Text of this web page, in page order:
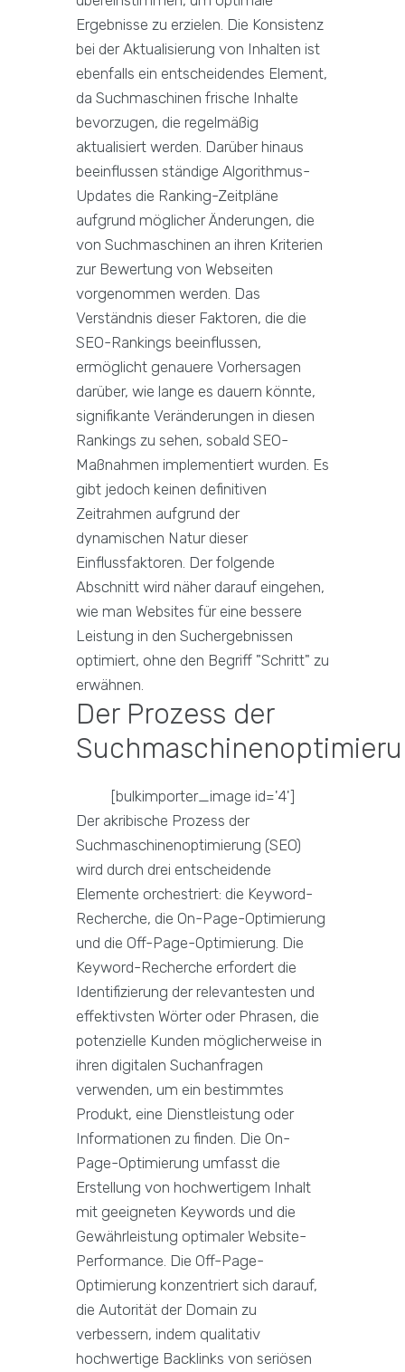
Ergebnisse zu erzielen. Die Konsistenz
bei der Aktualisierung von Inhalten ist
ebenfalls ein entscheidendes Element,
da Suchmaschinen frische Inhalte
bevorzugen, die regelmäßig
aktualisiert werden. Darüber hinaus
beeinflussen ständige Algorithmus-
Updates die Ranking-Zeitpläne
aufgrund möglicher Änderungen, die
von Suchmaschinen an ihren Kriterien
zur Bewertung von Webseiten
vorgenommen werden. Das
Verständnis dieser Faktoren, die die
SEO-Rankings beeinflussen,
ermöglicht genauere Vorhersagen
darüber, wie lange es dauern könnte,
signifikante Veränderungen in diesen
Rankings zu sehen, sobald SEO-
Maßnahmen implementiert wurden. Es
gibt jedoch keinen definitiven
Zeitrahmen aufgrund der
dynamischen Natur dieser
Einflussfaktoren. Der folgende
Abschnitt wird näher darauf eingehen,
wie man Websites für eine bessere
Leistung in den Suchergebnissen
optimiert, ohne den Begriff "Schritt" zu
erwähnen.
Der Prozess der
[bulkimporter_image id='4']
Der akribische Prozess der
Suchmaschinenoptimierung (SEO)
wird durch drei entscheidende
Elemente orchestriert: die Keyword-
Recherche, die On-Page-Optimierung
und die Off-Page-Optimierung. Die
Keyword-Recherche erfordert die
Identifizierung der relevantesten und
effektivsten Wörter oder Phrasen, die
potenzielle Kunden möglicherweise in
ihren digitalen Suchanfragen
verwenden, um ein bestimmtes
Produkt, eine Dienstleistung oder
Informationen zu finden. Die On-
Page-Optimierung umfasst die
Erstellung von hochwertigem Inhalt
mit geeigneten Keywords und die
Gewährleistung optimaler Website-
Performance. Die Off-Page-
Optimierung konzentriert sich darauf,
die Autorität der Domain zu
verbessern, indem qualitativ
hochwertige Backlinks von seriösen